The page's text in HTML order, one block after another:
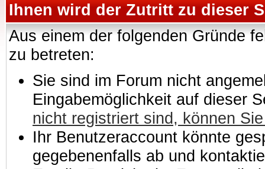
Ihnen wird der Zutritt zu dieser
Aus einem der folgenden Gründe
zu betreten:
Sie sind im Forum nicht
Eingabemöglichkeit auf dieser
nicht registriert sind, können
Ihr Benutzeraccount könnte
gegebenenfalls ab und